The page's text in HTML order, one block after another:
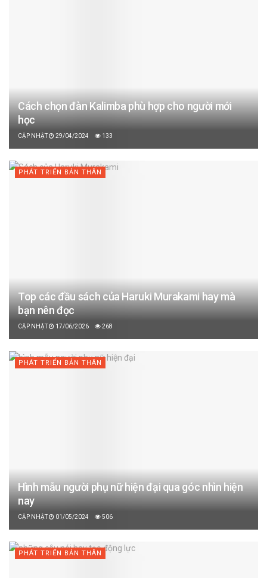
Cách chọn đàn Kalimba phù hợp cho người mới
học
29/04/2024 133
PHÁT TRIỂN BẢN THÂN
Top các đầu sách của Haruki Murakami hay mà
bạn nên đọc
17/06/2026 268
PHÁT TRIỂN BẢN THÂN
Hình mẫu người phụ nữ hiện đại qua góc nhìn hiện
nay
01/05/2024 506
PHÁT TRIỂN BẢN THÂN